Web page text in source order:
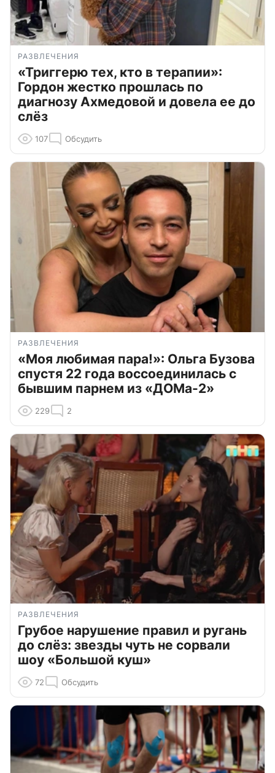
РАЗВЛЕЧЕНИЯ
«Триггерю тех, кто в терапии»:
Гордон жестко прошлась по
диагнозу Ахмедовой и довела ее до
слёз
107 Обсудить
РАЗВЛЕЧЕНИЯ
«Моя любимая пара!»: Ольга Бузова
спустя 22 года воссоединилась с
бывшим парнем из «ДОМа-2»
229 2
РАЗВЛЕЧЕНИЯ
Грубое нарушение правил и ругань
до слёз: звезды чуть не сорвали
шоу «Большой куш»
72 Обсудить